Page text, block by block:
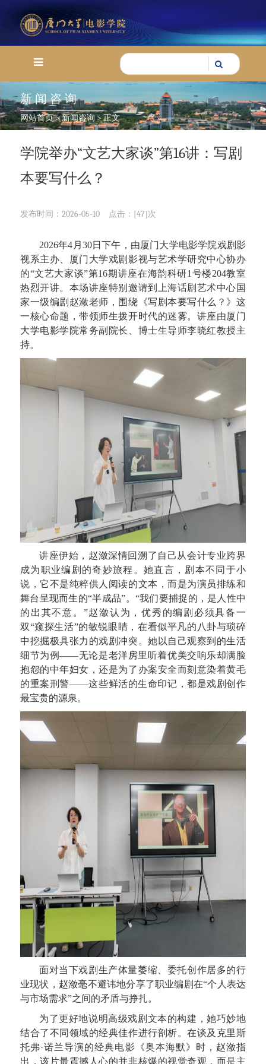
新闻咨询
网站首页>新闻咨询> 正文
学院举办“文艺大家谈”第16讲：写剧
本要写什么？
发布时间：2026-05-10 点击：[47]次
2026年4月30日下午，由厦门大学电影学院戏剧影
视系主办、厦门大学戏剧影视与艺术学研究中心协办
的“文艺大家谈”第16期讲座在海韵科研1号楼204教室
热烈开讲。本场讲座特别邀请到上海话剧艺术中心国
家一级编剧赵潋老师，围绕《写剧本要写什么？》这
一核心命题，带领师生拨开时代的迷雾。讲座由厦门
大学电影学院常务副院长、博士生导师李晓红教授主
持。
讲座伊始，赵潋深情回溯了自己从会计专业跨界
成为职业编剧的奇妙旅程。她直言，剧本不同于小
说，它不是纯粹供人阅读的文本，而是为演员排练和
舞台呈现而生的“半成品”。“我们要捕捉的，是人性中
的出其不意。”赵潋认为，优秀的编剧必须具备一
双“窥探生活”的敏锐眼睛，在看似平凡的八卦与琐碎
中挖掘极具张力的戏剧冲突。她以自己观察到的生活
细节为例——无论是老洋房里听着优美交响乐却满脸
抱怨的中年妇女，还是为了办案安全而刻意染着黄毛
的重案刑警——这些鲜活的生命印记，都是戏剧创作
最宝贵的源泉。
面对当下戏剧生产体量萎缩、委托创作居多的行
业现状，赵潋毫不避讳地分享了职业编剧在“个人表达
与市场需求”之间的矛盾与挣扎。
为了更好地说明高级戏剧文本的构建，她巧妙地
结合了不同领域的经典佳作进行剖析。在谈及克里斯
托弗·诺兰导演的经典电影《奥本海默》时，赵潋指
出，该片最震撼人心的并非核爆的视觉奇观，而是主